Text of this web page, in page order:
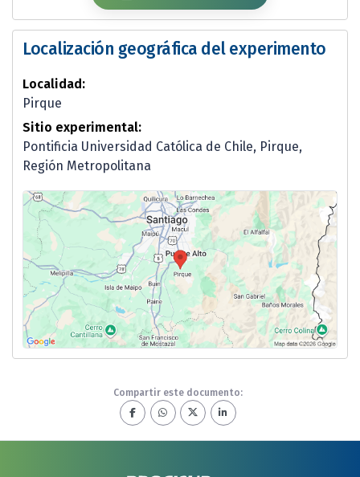
Localización geográfica del experimento
Localidad:
Pirque
Sitio experimental:
Pontificia Universidad Católica de Chile, Pirque,
Región Metropolitana
Compartir este documento: